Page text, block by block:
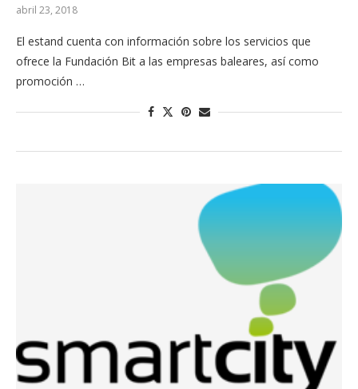
abril 23, 2018
El estand cuenta con información sobre los servicios que
ofrece la Fundación Bit a las empresas baleares, así como
promoción …